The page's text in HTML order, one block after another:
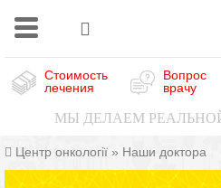
Стоимость
лечения
Вопрос
врачу
МЫ ДЕЛАЕМ
Центр онкології » Наши доктора